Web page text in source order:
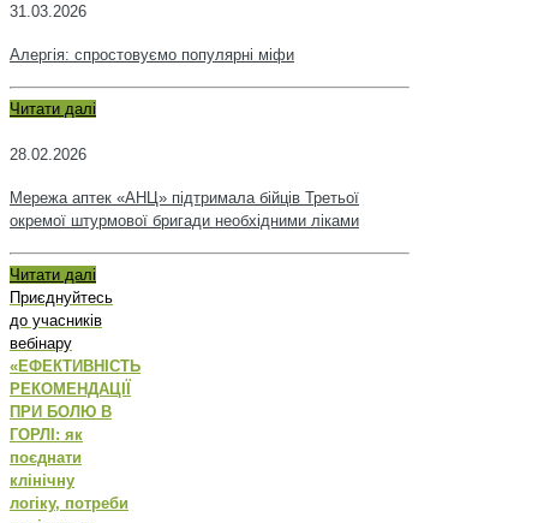
31.03.2026
Алергія: спростовуємо популярні міфи
Читати далі
28.02.2026
Мережа аптек «АНЦ» підтримала бійців Третьої
окремої штурмової бригади необхідними ліками
Читати далі
Приєднуйтесь
до учасників
вебінару
«ЕФЕКТИВНІСТЬ
РЕКОМЕНДАЦІЇ
ПРИ БОЛЮ В
ГОРЛІ: як
поєднати
клінічну
логіку, потреби